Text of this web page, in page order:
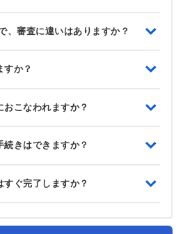
、審査に違いはありますか？
すか？
こなわれますか？
きはできますか？
ぐ完了しますか？